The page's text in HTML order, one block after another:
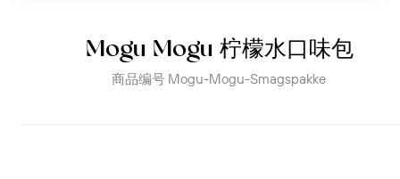
Mogu Mogu 柠檬水口味包
商品编号 Mogu-Mogu-Smagspakke